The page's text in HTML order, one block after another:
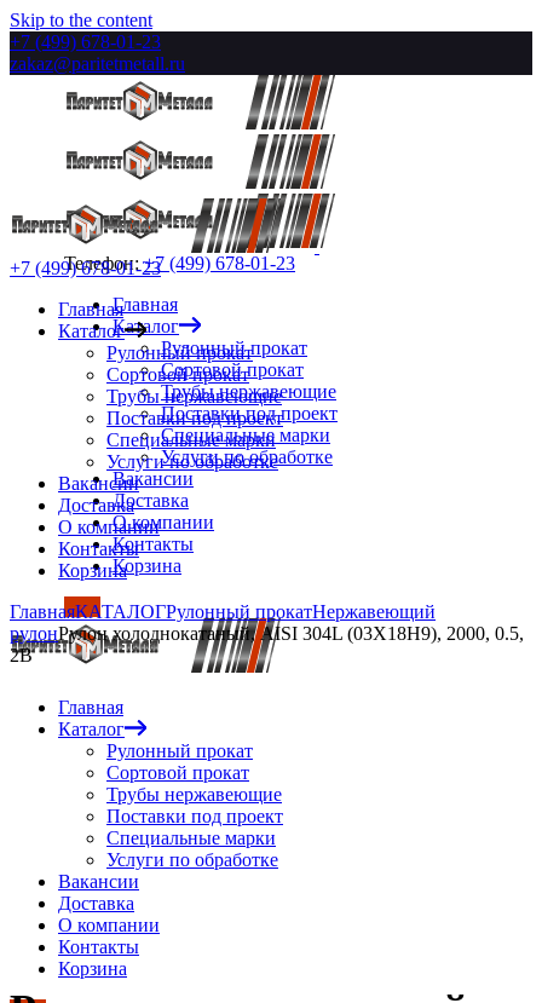
Skip to the content
+7 (499) 678-01-23
zakaz@paritetmetall.ru
Телефон:+7 (499) 678-01-23
Главная
Каталог
Рулонный прокат
Сортовой прокат
Трубы нержавеющие
Поставки под проект
Специальные марки
Услуги по обработке
Вакансии
Доставка
О компании
Контакты
Корзина
Главная
Каталог
Рулонный прокат
Сортовой прокат
Трубы нержавеющие
Поставки под проект
Специальные марки
Услуги по обработке
Вакансии
Доставка
О компании
Контакты
Корзина
+7 (499) 678-01-23
Главная
Каталог
Рулонный прокат
Сортовой прокат
Трубы нержавеющие
Поставки под проект
Специальные марки
Услуги по обработке
Вакансии
Доставка
О компании
Контакты
Корзина
ГлавнаяКАТАЛОГРулонный прокатНержавеющий
рулонРулон холоднокатаный, AISI 304L (03Х18Н9), 2000, 0.5,
2B